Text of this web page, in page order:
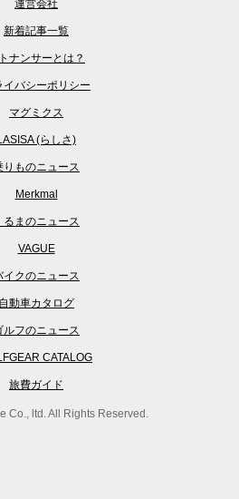
運営会社
新着記事一覧
ナンサーとは？
イバシーポリシー
マグミクス
(らしさ)
りものニュース
Merkmal
るまのニュース
VAGUE
イクのニュース
自動車カタログ
ルフのニュース
CATALOG
旅費ガイド
Co., ltd. All Rights Reserved.